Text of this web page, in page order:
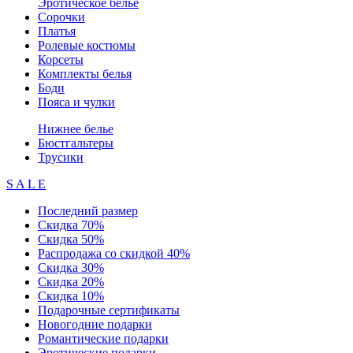
Эротическое белье
Сорочки
Платья
Ролевые костюмы
Корсеты
Комплекты белья
Боди
Пояса и чулки
Нижнее белье
Бюстгальтеры
Трусики
S A L E
Последний размер
Скидка 70%
Скидка 50%
Распродажа со скидкой 40%
Скидка 30%
Скидка 20%
Скидка 10%
Подарочные сертификаты
Новогодние подарки
Романтические подарки